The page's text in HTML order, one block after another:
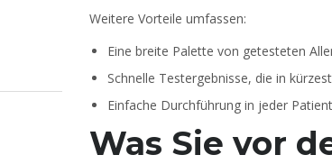
Weitere Vorteile umfassen:
Eine breite Palette von getesteten
Schnelle Testergebnisse, die in
Einfache Durchführung in jeder
Was Sie vor